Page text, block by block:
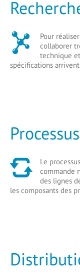
Pour
collaborer
technique
spécifications
Le
commande
des lignes
les composants des